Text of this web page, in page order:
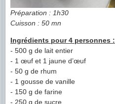
Préparation : 1h30
Cuisson : 50 mn
Ingrédients pour 4 personnes :
- 500 g de lait entier
- 1 œuf et 1 jaune d’œuf
- 50 g de rhum
- 1 gousse de vanille
- 150 g de farine
- 250 g de sucre